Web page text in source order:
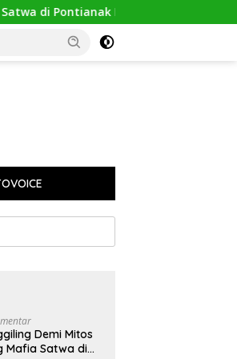
di Pontianak Bersama Setengah Ton
Demi Mitos
Mafia Satwa di